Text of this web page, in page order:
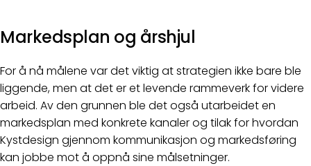
Markedsplan og årshjul
For å nå målene var det viktig at strategien ikke bare ble
liggende, men at det er et levende rammeverk for videre
arbeid. Av den grunnen ble det også utarbeidet en
markedsplan med konkrete kanaler og tilak for hvordan
Kystdesign gjennom kommunikasjon og markedsføring
kan jobbe mot å oppnå sine målsetninger.